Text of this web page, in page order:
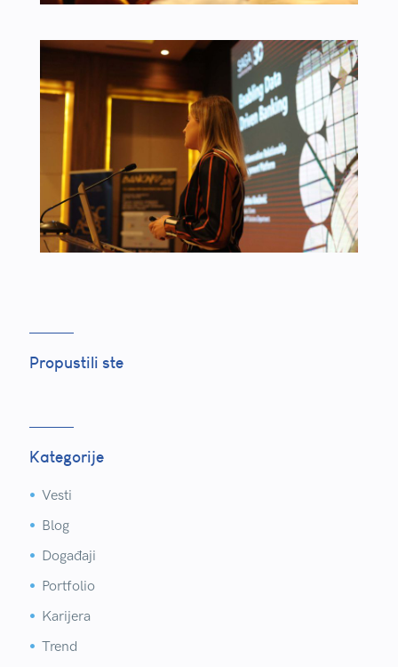
Propustili ste
Kategorije

 Vesti

 Blog

 Događaji

 Portfolio

 Karijera

 Trend